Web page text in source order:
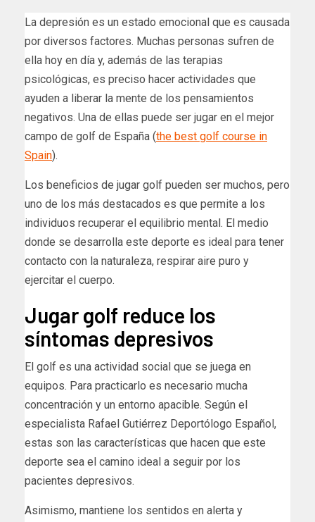
La depresión es un estado emocional que es causada
por diversos factores. Muchas personas sufren de
ella hoy en día y, además de las terapias
psicológicas, es preciso hacer actividades que
ayuden a liberar la mente de los pensamientos
negativos. Una de ellas puede ser jugar en el mejor
campo de golf de España (the best golf course in
Spain).
Los beneficios de jugar golf pueden ser muchos, pero
uno de los más destacados es que permite a los
individuos recuperar el equilibrio mental. El medio
donde se desarrolla este deporte es ideal para tener
contacto con la naturaleza, respirar aire puro y
ejercitar el cuerpo.
Jugar golf reduce los
síntomas depresivos
El golf es una actividad social que se juega en
equipos. Para practicarlo es necesario mucha
concentración y un entorno apacible. Según el
especialista Rafael Gutiérrez Deportólogo Español,
estas son las características que hacen que este
deporte sea el camino ideal a seguir por los
pacientes depresivos.
Asimismo, mantiene los sentidos en alerta y